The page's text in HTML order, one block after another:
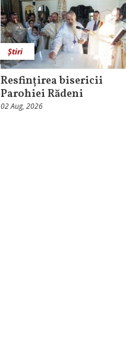
Știri
Resfințirea bisericii
Parohiei Rădeni
02 Aug, 2026